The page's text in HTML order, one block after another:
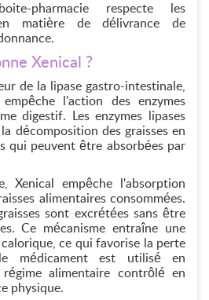
pharmacie respecte les
matière de délivrance de
Xenical ?
de la lipase gastro-intestinale,
l'action des enzymes
digestif. Les enzymes lipases
décomposition des graisses en
qui peuvent être absorbées par
Xenical empêche l'absorption
alimentaires consommées.
sont excrétées sans être
Ce mécanisme entraîne une
ce qui favorise la perte
médicament est utilisé en
alimentaire contrôlé en
physique.